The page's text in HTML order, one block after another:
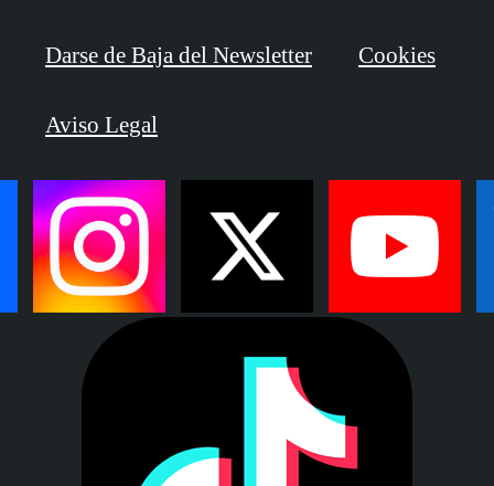
Darse de Baja del Newsletter Cookies
Aviso Legal